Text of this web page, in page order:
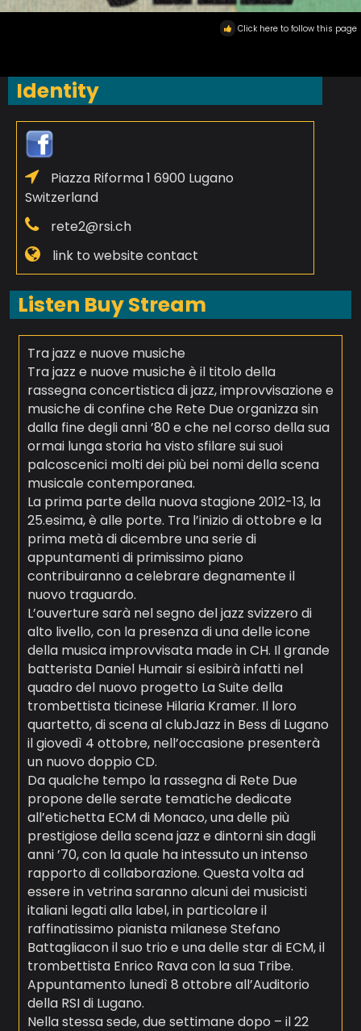
Click here to follow this page
Identity
Piazza Riforma 1 6900 Lugano
Switzerland
rete2@rsi.ch
link to website contact
Listen Buy Stream
Tra jazz e nuove musiche
Tra jazz e nuove musiche è il titolo della
rassegna concertistica di jazz, improvvisazione e
musiche di confine che Rete Due organizza sin
dalla fine degli anni ’80 e che nel corso della sua
ormai lunga storia ha visto sfilare sui suoi
palcoscenici molti dei più bei nomi della scena
musicale contemporanea.
La prima parte della nuova stagione 2012-13, la
25.esima, è alle porte. Tra l’inizio di ottobre e la
prima metà di dicembre una serie di
appuntamenti di primissimo piano
contribuiranno a celebrare degnamente il
nuovo traguardo.
L’ouverture sarà nel segno del jazz svizzero di
alto livello, con la presenza di una delle icone
della musica improvvisata made in CH. Il grande
batterista Daniel Humair si esibirà infatti nel
quadro del nuovo progetto La Suite della
trombettista ticinese Hilaria Kramer. Il loro
quartetto, di scena al clubJazz in Bess di Lugano
il giovedì 4 ottobre, nell’occasione presenterà
un nuovo doppio CD.
Da qualche tempo la rassegna di Rete Due
propone delle serate tematiche dedicate
all’etichetta ECM di Monaco, una delle più
prestigiose della scena jazz e dintorni sin dagli
anni ’70, con la quale ha intessuto un intenso
rapporto di collaborazione. Questa volta ad
essere in vetrina saranno alcuni dei musicisti
italiani legati alla label, in particolare il
raffinatissimo pianista milanese Stefano
Battagliacon il suo trio e una delle star di ECM, il
trombettista Enrico Rava con la sua Tribe.
Appuntamento lunedì 8 ottobre all’Auditorio
della RSI di Lugano.
Nella stessa sede, due settimane dopo – il 22